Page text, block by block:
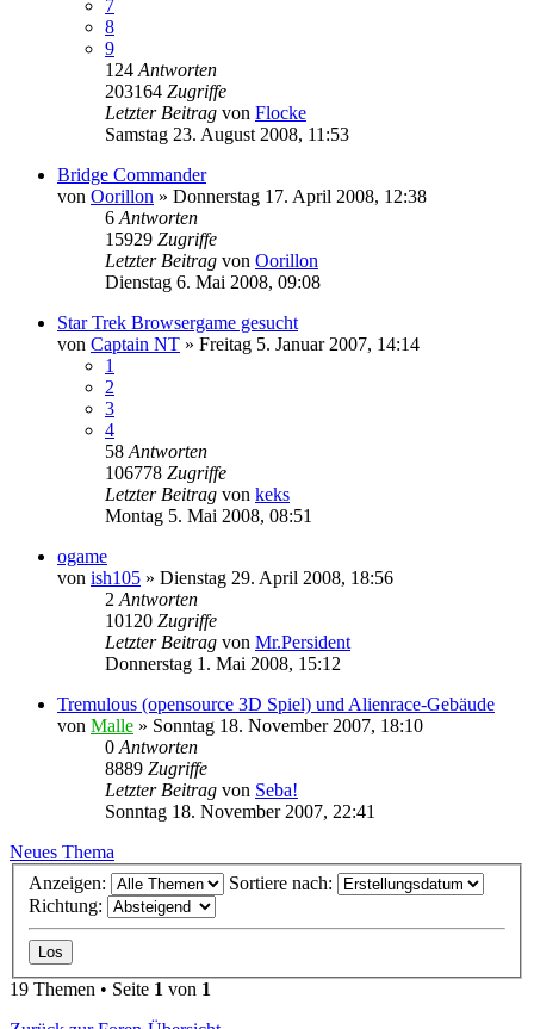
7
8
9
124 Antworten
203164 Zugriffe
Letzter Beitrag von Flocke
Samstag 23. August 2008, 11:53
Bridge Commander
von Oorillon » Donnerstag 17. April 2008, 12:38
6 Antworten
15929 Zugriffe
Letzter Beitrag von Oorillon
Dienstag 6. Mai 2008, 09:08
Star Trek Browsergame gesucht
von Captain NT » Freitag 5. Januar 2007, 14:14
1
2
3
4
58 Antworten
106778 Zugriffe
Letzter Beitrag von keks
Montag 5. Mai 2008, 08:51
ogame
von ish105 » Dienstag 29. April 2008, 18:56
2 Antworten
10120 Zugriffe
Letzter Beitrag von Mr.Persident
Donnerstag 1. Mai 2008, 15:12
Tremulous (opensource 3D Spiel) und Alienrace-Gebäude
von Malle » Sonntag 18. November 2007, 18:10
0 Antworten
8889 Zugriffe
Letzter Beitrag von Seba!
Sonntag 18. November 2007, 22:41
Neues Thema
Anzeigen:
Sortiere nach:
Richtung:
19 Themen • Seite 1 von 1